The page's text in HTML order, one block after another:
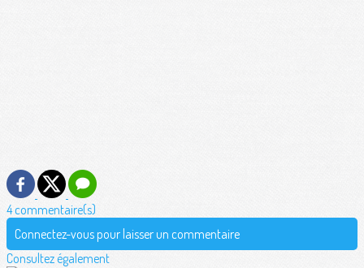
4 commentaire(s)
Connectez-vous pour laisser un commentaire
Consultez également